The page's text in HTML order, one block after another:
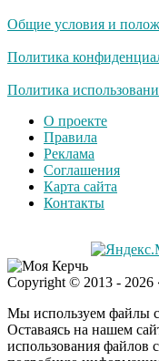
Общие условия и
Политика
Политика
О проекте
Правила
Реклама
Соглашения
Карта сайта
Контакты
Copyright © 2013 -
Мы используем файлы
Оставаясь на нашем
использования файлов